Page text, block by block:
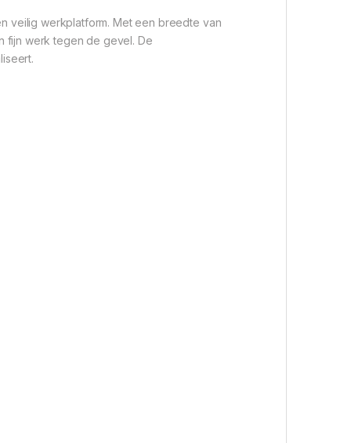
veilig werkplatform. Met een breedte van
fijn werk tegen de gevel. De